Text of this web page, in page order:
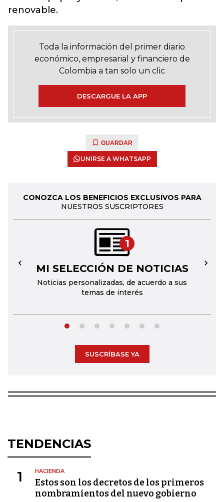
renovable.
Toda la información del primer diario
económico, empresarial y financiero de
Colombia a tan solo un clic
DESCARGUE LA APP
GUARDAR
UNIRSE A WHATSAPP
CONOZCA LOS BENEFICIOS EXCLUSIVOS PARA
NUESTROS SUSCRIPTORES
1
MI SELECCIÓN DE NOTICIAS
Noticias personalizadas, de acuerdo a sus
temas de interés
← →
SUSCRÍBASE YA
TENDENCIAS
1 HACIENDA
Estos son los decretos de los primeros
nombramientos del nuevo gobierno